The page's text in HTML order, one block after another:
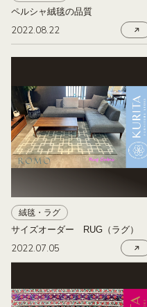
ペルシャ絨毯の品質
2022.08.22
絨毯・ラグ
サイズオーダー RUG（ラグ）
2022.07.05